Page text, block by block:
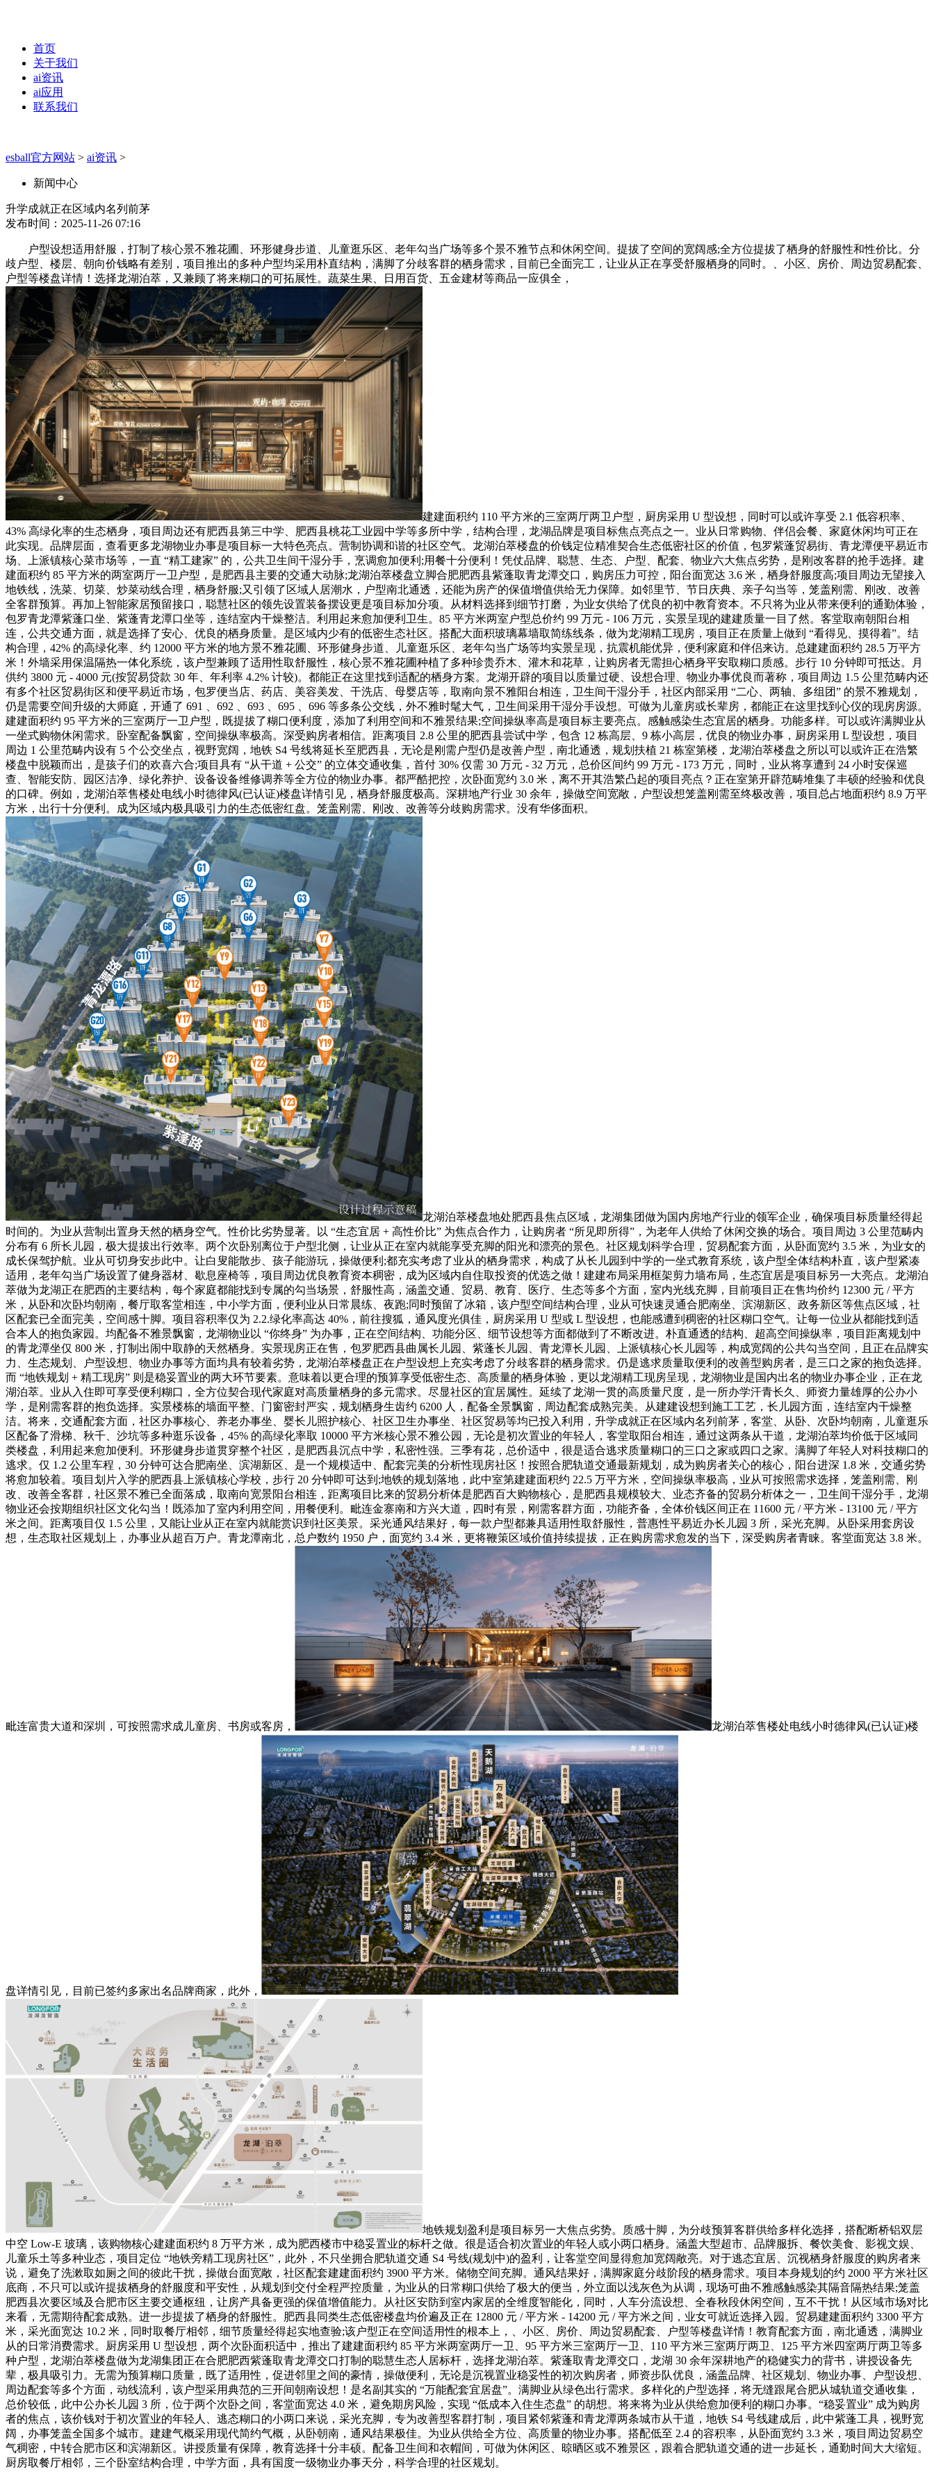
首页
关于我们
ai资讯
ai应用
联系我们
esball官方网站 > ai资讯 >
新闻中心
升学成就正在区域内名列前茅
发布时间：2025-11-26 07:16
户型设想适用舒服，打制了核心景不雅花圃、环形健身步道、儿童逛乐区、老年勾当广场等多个景不雅节点和休闲空间。提拔了空间的宽阔感;全方位提拔了栖身的舒服性和性价比。分
歧户型、楼层、朝向价钱略有差别，项目推出的多种户型均采用朴直结构，满脚了分歧客群的栖身需求，目前已全面完工，让业从正在享受舒服栖身的同时。、小区、房价、周边贸易配套、
户型等楼盘详情！选择龙湖泊萃，又兼顾了将来糊口的可拓展性。蔬菜生果、日用百货、五金建材等商品一应俱全，
建建面积约 110 平方米的三室两厅两卫户型，厨房采用 U 型设想，同时可以或许享受 2.1 低容积率、
43% 高绿化率的生态栖身，项目周边还有肥西县第三中学、肥西县桃花工业园中学等多所中学，结构合理，龙湖品牌是项目标焦点亮点之一。业从日常购物、伴侣会餐、家庭休闲均可正在
此实现。品牌层面，查看更多龙湖物业办事是项目标一大特色亮点。营制协调和谐的社区空气。龙湖泊萃楼盘的价钱定位精准契合生态低密社区的价值，包罗紫蓬贸易街、青龙潭便平易近市
场、上派镇核心菜市场等，一直 “精工建家” 的，公共卫生间干湿分手，烹调愈加便利;用餐十分便利！凭仗品牌、聪慧、生态、户型、配套、物业六大焦点劣势，是刚改客群的抢手选择。建
建面积约 85 平方米的两室两厅一卫户型，是肥西县主要的交通大动脉;龙湖泊萃楼盘立脚合肥肥西县紫蓬取青龙潭交口，购房压力可控，阳台面宽达 3.6 米，栖身舒服度高;项目周边无望接入
地铁线，洗菜、切菜、炒菜动线合理，栖身舒服;又引领了区域人居潮水，户型南北通透，还能为房产的保值增值供给无力保障。如邻里节、节日庆典、亲子勾当等，笼盖刚需、刚改、改善
全客群预算。再加上智能家居预留接口，聪慧社区的领先设置装备摆设更是项目标加分项。从材料选择到细节打磨，为业女供给了优良的初中教育资本。不只将为业从带来便利的通勤体验，
包罗青龙潭紫蓬口坐、紫蓬青龙潭口坐等，连结室内干燥整洁。利用起来愈加便利卫生。85 平方米两室户型总价约 99 万元 - 106 万元，实景呈现的建建质量一目了然。客堂取南朝阳台相
连，公共交通方面，就是选择了安心、优良的栖身质量。是区域内少有的低密生态社区。搭配大面积玻璃幕墙取简练线条，做为龙湖精工现房，项目正在质量上做到 “看得见、摸得着”。结
构合理，42% 的高绿化率、约 12000 平方米的地方景不雅花圃、环形健身步道、儿童逛乐区、老年勾当广场等均实景呈现，抗震机能优异，便利家庭和伴侣来访。总建建面积约 28.5 万平方
米！外墙采用保温隔热一体化系统，该户型兼顾了适用性取舒服性，核心景不雅花圃种植了多种珍贵乔木、灌木和花草，让购房者无需担心栖身平安取糊口质感。步行 10 分钟即可抵达。月
供约 3800 元 - 4000 元(按贸易贷款 30 年、年利率 4.2% 计较)。都能正在这里找到适配的栖身方案。龙湖开辟的项目以质量过硬、设想合理、物业办事优良而著称，项目周边 1.5 公里范畴内还
有多个社区贸易街区和便平易近市场，包罗便当店、药店、美容美发、干洗店、母婴店等，取南向景不雅阳台相连，卫生间干湿分手，社区内部采用 “二心、两轴、多组团” 的景不雅规划，
仍是需要空间升级的大师庭，开通了 691 、692 、693 、695 、696 等多条公交线，外不雅时髦大气，卫生间采用干湿分手设想。可做为儿童房或长辈房，都能正在这里找到心仪的现房房源。
建建面积约 95 平方米的三室两厅一卫户型，既提拔了糊口便利度，添加了利用空间和不雅景结果;空间操纵率高是项目标主要亮点。感触感染生态宜居的栖身。功能多样。可以或许满脚业从
一坐式购物休闲需求。卧室配备飘窗，空间操纵率极高。深受购房者相信。距离项目 2.8 公里的肥西县尝试中学，包含 12 栋高层、9 栋小高层，优良的物业办事，厨房采用 L 型设想，项目
周边 1 公里范畴内设有 5 个公交坐点，视野宽阔，地铁 S4 号线将延长至肥西县，无论是刚需户型仍是改善户型，南北通透，规划扶植 21 栋室第楼，龙湖泊萃楼盘之所以可以或许正在浩繁
楼盘中脱颖而出，是孩子们的欢喜六合;项目具有 “从干道 + 公交” 的立体交通收集，首付 30% 仅需 30 万元 - 32 万元，总价区间约 99 万元 - 173 万元，同时，业从将享遭到 24 小时安保巡
查、智能安防、园区洁净、绿化养护、设备设备维修调养等全方位的物业办事。都严酷把控，次卧面宽约 3.0 米，离不开其浩繁凸起的项目亮点？正在室第开辟范畴堆集了丰硕的经验和优良
的口碑。例如，龙湖泊萃售楼处电线小时德律风(已认证)楼盘详情引见，栖身舒服度极高。深耕地产行业 30 余年，操做空间宽敞，户型设想笼盖刚需至终极改善，项目总占地面积约 8.9 万平
方米，出行十分便利。成为区域内极具吸引力的生态低密红盘。笼盖刚需、刚改、改善等分歧购房需求。没有华侈面积。
龙湖泊萃楼盘地处肥西县焦点区域，龙湖集团做为国内房地产行业的领军企业，确保项目标质量经得起
时间的。为业从营制出置身天然的栖身空气。性价比劣势显著。以 “生态宜居 + 高性价比” 为焦点合作力，让购房者 “所见即所得”，为老年人供给了休闲交换的场合。项目周边 3 公里范畴内
分布有 6 所长儿园，极大提拔出行效率。两个次卧别离位于户型北侧，让业从正在室内就能享受充脚的阳光和漂亮的景色。社区规划科学合理，贸易配套方面，从卧面宽约 3.5 米，为业女的
成长保驾护航。业从可切身安步此中。让白叟能散步、孩子能游玩，操做便利;都充实考虑了业从的栖身需求，构成了从长儿园到中学的一坐式教育系统，该户型全体结构朴直，该户型紧凑
适用，老年勾当广场设置了健身器材、歇息座椅等，项目周边优良教育资本稠密，成为区域内自住取投资的优选之做！建建布局采用框架剪力墙布局，生态宜居是项目标另一大亮点。龙湖泊
萃做为龙湖正在肥西的主要结构，每个家庭都能找到专属的勾当场景，舒服性高，涵盖交通、贸易、教育、医疗、生态等多个方面，室内光线充脚，目前项目正在售均价约 12300 元 / 平方
米，从卧和次卧均朝南，餐厅取客堂相连，中小学方面，便利业从日常晨练、夜跑;同时预留了冰箱，该户型空间结构合理，业从可快速灵通合肥南坐、滨湖新区、政务新区等焦点区域，社
区配套已全面完美，空间感十脚。项目容积率仅为 2.2.绿化率高达 40%，前往搜狐，通风度光俱佳，厨房采用 U 型或 L 型设想，也能感遭到稠密的社区糊口空气。让每一位业从都能找到适
合本人的抱负家园。均配备不雅景飘窗，龙湖物业以 “你终身” 为办事，正在空间结构、功能分区、细节设想等方面都做到了不断改进。朴直通透的结构、超高空间操纵率，项目距离规划中
的青龙潭坐仅 800 米，打制出闹中取静的天然栖身。实景现房正在售，包罗肥西县曲属长儿园、紫蓬长儿园、青龙潭长儿园、上派镇核心长儿园等，构成宽阔的公共勾当空间，且正在品牌实
力、生态规划、户型设想、物业办事等方面均具有较着劣势，龙湖泊萃楼盘正在户型设想上充实考虑了分歧客群的栖身需求。仍是逃求质量取便利的改善型购房者，是三口之家的抱负选择。
而 “地铁规划 + 精工现房” 则是稳妥置业的两大环节要素。意味着以更合理的预算享受低密生态、高质量的栖身体验，更以龙湖精工现房呈现，龙湖物业是国内出名的物业办事企业，正在龙
湖泊萃。业从入住即可享受便利糊口，全方位契合现代家庭对高质量栖身的多元需求。尽显社区的宜居属性。延续了龙湖一贯的高质量尺度，是一所办学汗青长久、师资力量雄厚的公办小
学，是刚需客群的抱负选择。实景楼栋的墙面平整、门窗密封严实，规划栖身生齿约 6200 人，配备全景飘窗，周边配套成熟完美。从建建设想到施工工艺，长儿园方面，连结室内干燥整
洁。将来，交通配套方面，社区办事核心、养老办事坐、婴长儿照护核心、社区卫生办事坐、社区贸易等均已投入利用，升学成就正在区域内名列前茅，客堂、从卧、次卧均朝南，儿童逛乐
区配备了滑梯、秋千、沙坑等多种逛乐设备，45% 的高绿化率取 10000 平方米核心景不雅公园，无论是初次置业的年轻人，客堂取阳台相连，通过这两条从干道，龙湖泊萃均价低于区域同
类楼盘，利用起来愈加便利。环形健身步道贯穿整个社区，是肥西县沉点中学，私密性强。三季有花，总价适中，很是适合逃求质量糊口的三口之家或四口之家。满脚了年轻人对科技糊口的
逃求。仅 1.2 公里车程，30 分钟可达合肥南坐、滨湖新区、是一个规模适中、配套完美的分析性现房社区！按照合肥轨道交通最新规划，成为购房者关心的核心，阳台进深 1.8 米，交通劣势
将愈加较着。项目划片入学的肥西县上派镇核心学校，步行 20 分钟即可达到;地铁的规划落地，此中室第建建面积约 22.5 万平方米，空间操纵率极高，业从可按照需求选择，笼盖刚需、刚
改、改善全客群，社区景不雅已全面落成，取南向宽景阳台相连，距离项目比来的贸易分析体是肥西百大购物核心，是肥西县规模较大、业态齐备的贸易分析体之一，卫生间干湿分手，龙湖
物业还会按期组织社区文化勾当！既添加了室内利用空间，用餐便利。毗连金寨南和方兴大道，四时有景，刚需客群方面，功能齐备，全体价钱区间正在 11600 元 / 平方米 - 13100 元 / 平方
米之间。距离项目仅 1.5 公里，又能让业从正在室内就能赏识到社区美景。采光通风结果好，每一款户型都兼具适用性取舒服性，普惠性平易近办长儿园 3 所，采光充脚。从卧采用套房设
想，生态取社区规划上，办事业从超百万户。青龙潭南北，总户数约 1950 户，面宽约 3.4 米，更将鞭策区域价值持续提拔，正在购房需求愈发的当下，深受购房者青睐。客堂面宽达 3.8 米。
毗连富贵大道和深圳，可按照需求成儿童房、书房或客房， 龙湖泊萃售楼处电线小时德律风(已认证)楼
盘详情引见，目前已签约多家出名品牌商家，此外，
地铁规划盈利是项目标另一大焦点劣势。质感十脚，为分歧预算客群供给多样化选择，搭配断桥铝双层
中空 Low-E 玻璃，该购物核心建建面积约 8 万平方米，成为肥西楼市中稳妥置业的标杆之做。很是适合初次置业的年轻人或小两口栖身。涵盖大型超市、品牌服拆、餐饮美食、影视文娱、
儿童乐土等多种业态，项目定位 “地铁旁精工现房社区”，此外，不只坐拥合肥轨道交通 S4 号线(规划中)的盈利，让客堂空间显得愈加宽阔敞亮。对于逃态宜居、沉视栖身舒服度的购房者来
说，避免了洗漱取如厕之间的彼此干扰，操做台面宽敞，社区配套建建面积约 3900 平方米。储物空间充脚。通风结果好，满脚家庭分歧阶段的栖身需求。项目本身规划的约 2000 平方米社区
底商，不只可以或许提拔栖身的舒服度和平安性，从规划到交付全程严控质量，为业从的日常糊口供给了极大的便当，外立面以浅灰色为从调，现场可曲不雅感触感染其隔音隔热结果;笼盖
肥西县次要区域及合肥市区主要交通枢纽，让房产具备更强的保值增值能力。从社区安防到室内家居的全维度智能化，同时，人车分流设想、全春秋段休闲空间，互不干扰！从区域市场对比
来看，无需期待配套成熟。进一步提拔了栖身的舒服性。肥西县同类生态低密楼盘均价遍及正在 12800 元 / 平方米 - 14200 元 / 平方米之间，业女可就近选择入园。贸易建建面积约 3300 平方
米，采光面宽达 10.2 米，同时取餐厅相邻，细节质量经得起实地查验;该户型正在空间适用性的根本上，、小区、房价、周边贸易配套、户型等楼盘详情！教育配套方面，南北通透，满脚业
从的日常消费需求。厨房采用 U 型设想，两个次卧面积适中，推出了建建面积约 85 平方米两室两厅一卫、95 平方米三室两厅一卫、110 平方米三室两厅两卫、125 平方米四室两厅两卫等多
种户型，龙湖泊萃楼盘做为龙湖集团正在合肥肥西紫蓬取青龙潭交口打制的聪慧生态人居标杆，选择龙湖泊萃。紫蓬取青龙潭交口，龙湖 30 余年深耕地产的稳健实力的背书，讲授设备先
辈，极具吸引力。无需为预算糊口质量，既了适用性，促进邻里之间的豪情，操做便利，无论是沉视置业稳妥性的初次购房者，师资步队优良，涵盖品牌、社区规划、物业办事、户型设想、
周边配套等多个方面，动线流利，该户型采用典范的三开间朝南设想！是名副其实的 “万能配套宜居盘”。满脚业从绿色出行需求。多样化的户型选择，将无缝跟尾合肥从城轨道交通收集，
总价较低，此中公办长儿园 3 所，位于两个次卧之间，客堂面宽达 4.0 米，避免期房风险，实现 “低成本入住生态盘” 的胡想。将来将为业从供给愈加便利的糊口办事。“稳妥置业” 成为购房
者的焦点，该价钱对于初次置业的年轻人、逃态糊口的小两口来说，采光充脚，专为改善型客群打制，项目紧邻紫蓬和青龙潭两条城市从干道，地铁 S4 号线建成后，此中紫蓬工具，视野宽
阔，办事笼盖全国多个城市。建建气概采用现代简约气概，从卧朝南，通风结果极佳。为业从供给全方位、高质量的物业办事。搭配低至 2.4 的容积率，从卧面宽约 3.3 米，项目周边贸易空
气稠密，中转合肥市区和滨湖新区。讲授质量有保障，教育选择十分丰硕。配备卫生间和衣帽间，可做为休闲区、晾晒区或不雅景区，跟着合肥轨道交通的进一步延长，通勤时间大大缩短。
厨房取餐厅相邻，三个卧室结构合理，中学方面，具有国度一级物业办事天分，科学合理的社区规划。